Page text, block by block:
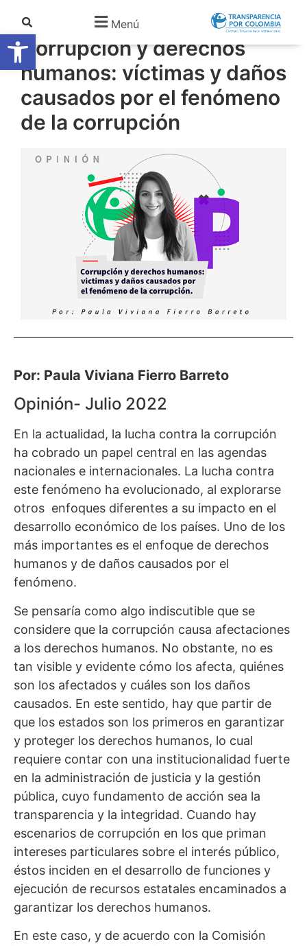
Abrir barra de herramientas
Menú
julio 28, 2022
Corrupción y derechos
humanos: víctimas y daños
causados por el fenómeno
de la corrupción
Por: Paula Viviana Fierro Barreto
Opinión- Julio 2022
En la actualidad, la lucha contra la corrupción
ha cobrado un papel central en las agendas
nacionales e internacionales. La lucha contra
este fenómeno ha evolucionado, al explorarse
otros enfoques diferentes a su impacto en el
desarrollo económico de los países. Uno de los
más importantes es el enfoque de derechos
humanos y de daños causados por el
fenómeno.
Se pensaría como algo indiscutible que se
considere que la corrupción causa afectaciones
a los derechos humanos. No obstante, no es
tan visible y evidente cómo los afecta, quiénes
son los afectados y cuáles son los daños
causados. En este sentido, hay que partir de
que los estados son los primeros en garantizar
y proteger los derechos humanos, lo cual
requiere contar con una institucionalidad fuerte
en la administración de justicia y la gestión
pública, cuyo fundamento de acción sea la
transparencia y la integridad. Cuando hay
escenarios de corrupción en los que priman
intereses particulares sobre el interés público,
éstos inciden en el desarrollo de funciones y
ejecución de recursos estatales encaminados a
garantizar los derechos humanos.
En este caso, y de acuerdo con la Comisión